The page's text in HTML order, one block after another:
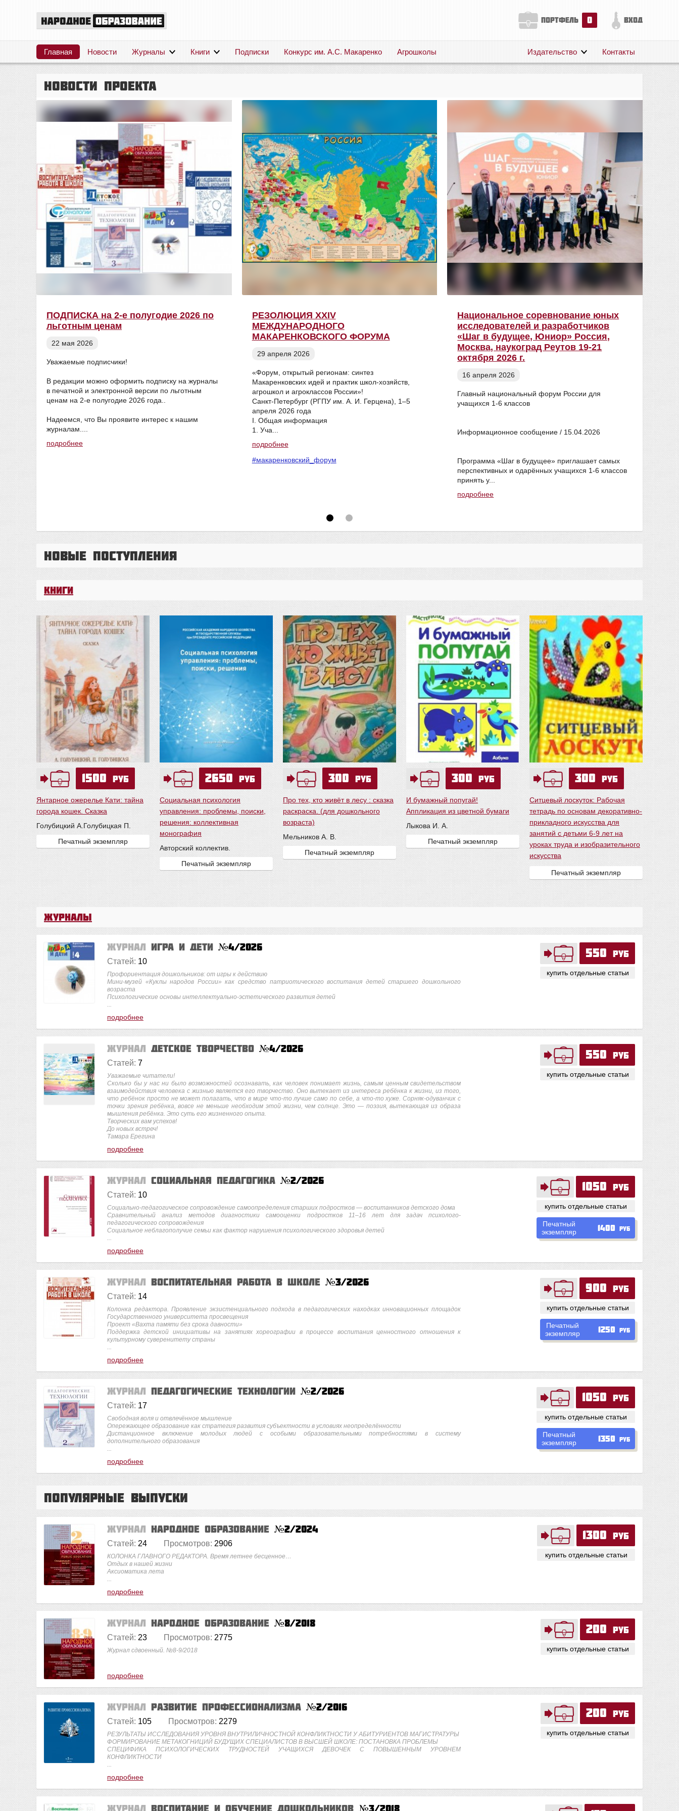
портфель 0 вход
Главная Новости Журналы Книги Подписки Конкурс им. А.С. Макаренко Агрошколы
Поддержка
Издательство Контакты
Новости проекта
ПОДПИСКА на 2-е полугодие 2026 по
льготным ценам
22 мая 2026
Уважаемые подписчики!
В редакции можно оформить подписку на журналы
в печатной и электронной версии по льготным
ценам на 2-е полугодие 2026 года..
Надеемся, что Вы проявите интерес к нашим
журналам....
подробнее
РЕЗОЛЮЦИЯ XXIV
МЕЖДУНАРОДНОГО
МАКАРЕНКОВСКОГО ФОРУМА
29 апреля 2026
«Форум, открытый регионам: синтез
Макаренковских идей и практик школ-хозяйств,
агрошкол и агроклассов России»!
Санкт-Петербург (РГПУ им. А. И. Герцена), 1–5
апреля 2026 года
I. Общая информация
1. Уча...
подробнее
#макаренковский_форум
Национальное соревнование юных
исследователей и разработчиков
«Шаг в будущее, Юниор» Россия,
Москва, наукоград Реутов 19-21
октября 2026 г.
16 апреля 2026
Главный национальный форум России для
учащихся 1-6 классов
Информационное сообщение / 15.04.2026
Программа «Шаг в будущее» приглашает самых
перспективных и одарённых учащихся 1-6 классов
принять у...
подробнее
Новые поступления
Книги
1500 руб
Янтарное ожерелье Кати: тайна
города кошек. Сказка
Голубицкий А. Голубицкая П.
Печатный экземпляр
2650 руб
Социальная психология
управления: проблемы, поиски,
решения: коллективная
монография
Авторский коллектив.
Печатный экземпляр
300 руб
Про тех, кто живёт в лесу : сказка
раскраска. (для дошкольного
возраста)
Мельников А. В.
Печатный экземпляр
300 руб
И бумажный попугай!
Аппликация из цветной бумаги
Лыкова И. А.
Печатный экземпляр
300 руб
Ситцевый лоскуток: Рабочая
тетрадь по основам декоративно-
прикладного искусства для
занятий с детьми 6-9 лет на
уроках труда и изобразительного
искусства
Печатный экземпляр
Журналы
550 руб
купить отдельные статьи
Журнал Игра и дети №4/2026
Статей: 10
Профориентация дошкольников: от игры к действию
Мини-музей «Куклы народов России» как средство патриотического воспитания детей старшего дошкольного
возраста
Психологические основы интеллектуально-эстетического развития детей
...
подробнее
550 руб
купить отдельные статьи
Журнал Детское творчество №4/2026
Статей: 7
Уважаемые читатели!
Сколько бы у нас ни было возможностей осознавать, как человек понимает жизнь, самым ценным свидетельством
взаимодействия человека с жизнью является его творчество. Оно вытекает из интереса ребёнка к жизни, из того,
что ребёнок просто не может полагать, что в мире что-то лучше само по себе, а что-то хуже. Сорняк-одуванчик с
точки зрения ребёнка, вовсе не меньше необходим этой жизни, чем солнце. Это — поэзия, вытекающая из образа
мышления ребёнка. Это суть его жизненного опыта.
Творческих вам успехов!
До новых встреч!
Тамара Ерегина
подробнее
1050 руб
купить отдельные статьи
Печатный
экземпляр
1400 руб
Журнал Социальная педагогика №2/2026
Статей: 10
Социально-педагогическое сопровождение самоопределения старших подростков — воспитанников детского дома
Сравнительный анализ методов диагностики самооценки подростков 11–16 лет для задач психолого-
педагогического сопровождения
Социальное неблагополучие семьи как фактор нарушения психологического здоровья детей
...
подробнее
900 руб
купить отдельные статьи
Печатный
экземпляр
1250 руб
Журнал Воспитательная работа в школе №3/2026
Статей: 14
Колонка редактора. Проявление экзистенциального подхода в педагогических находках инновационных площадок
Государственного университета просвещения
Проект «Вахта памяти без срока давности»
Поддержка детской инициативы на занятиях хореографии в процессе воспитания ценностного отношения к
культурному суверенитету страны
...
подробнее
1050 руб
купить отдельные статьи
Печатный
экземпляр
1350 руб
Журнал Педагогические технологии №2/2026
Статей: 17
Свободная воля и отвлечённое мышление
Опережающее образование как стратегия развития субъектности в условиях неопределённости
Дистанционное включение молодых людей с особыми образовательными потребностями в систему
дополнительного образования
...
подробнее
Популярные выпуски
1300 руб
купить отдельные статьи
Журнал Народное образование №2/2024
Статей: 24 Просмотров: 2906
КОЛОНКА ГЛАВНОГО РЕДАКТОРА. Время летнее бесценное…
Отдых в нашей жизни
Аксиоматика лета
...
подробнее
200 руб
купить отдельные статьи
Журнал Народное образование №8/2018
Статей: 23 Просмотров: 2775
Журнал сдвоенный. №8-9/2018
подробнее
200 руб
купить отдельные статьи
Журнал Развитие профессионализма №2/2016
Статей: 105 Просмотров: 2279
РЕЗУЛЬТАТЫ ИССЛЕДОВАНИЯ УРОВНЯ ВНУТРИЛИЧНОСТНОЙ КОНФЛИКТНОСТИ У АБИТУРИЕНТОВ МАГИСТРАТУРЫ
ФОРМИРОВАНИЕ МЕТАКОГНИЦИЙ БУДУЩИХ СПЕЦИАЛИСТОВ В ВЫСШЕЙ ШКОЛЕ: ПОСТАНОВКА ПРОБЛЕМЫ
СПЕЦИФИКА ПСИХОЛОГИЧЕСКИХ ТРУДНОСТЕЙ УЧАЩИХСЯ ДЕВОЧЕК С ПОВЫШЕННЫМ УРОВНЕМ
КОНФЛИКТНОСТИ
...
подробнее
Журнал Воспитание и обучение дошкольников №3/2018